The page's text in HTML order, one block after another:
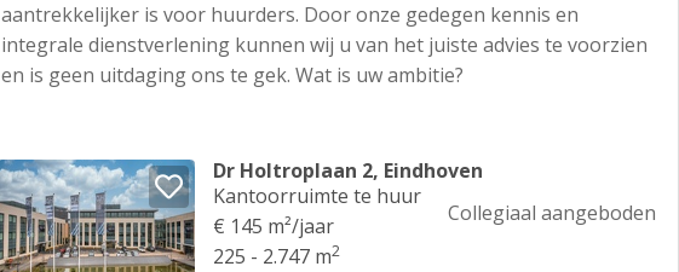
aantrekkelijker is voor huurders. Door onze gedegen kennis en
integrale dienstverlening kunnen wij u van het juiste advies te voorzien
en is geen uitdaging ons te gek. Wat is uw ambitie?
Dr Holtroplaan 2, Eindhoven
Kantoorruimte te huur
€ 145 m²/jaar
225 - 2.747 m2
Collegiaal aangeboden